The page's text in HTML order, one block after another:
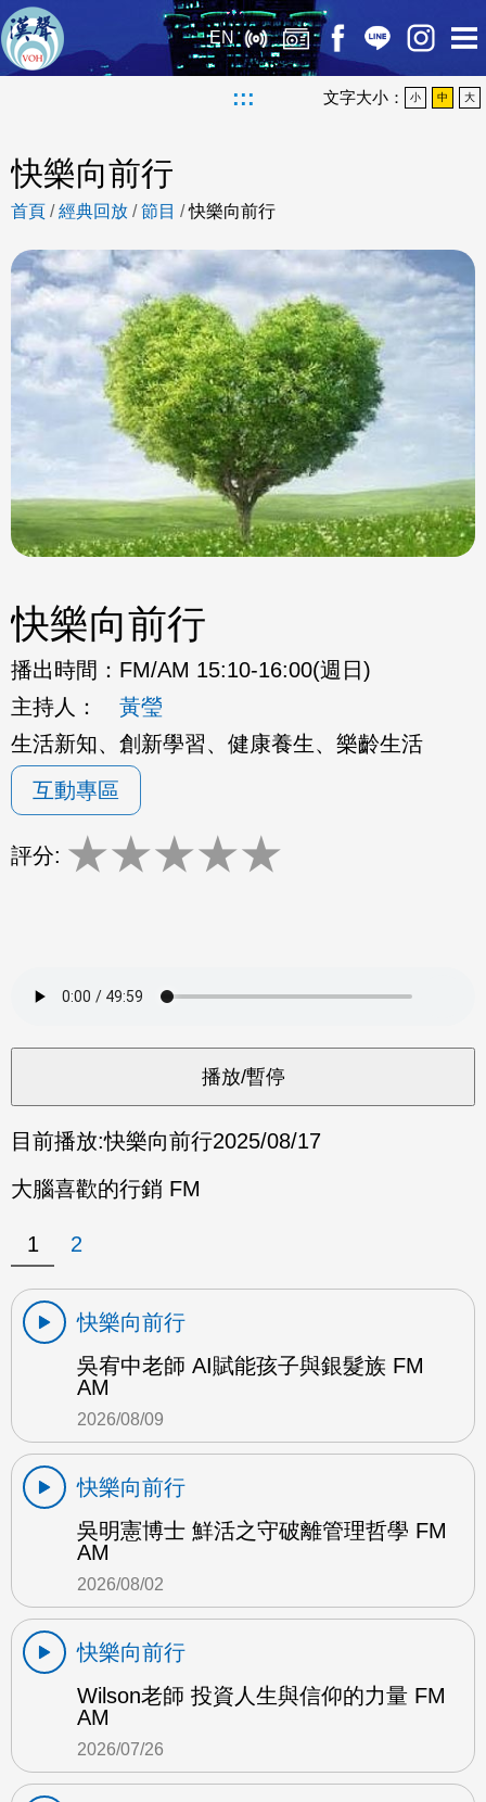
EN
::: 文字大小： 小 中 大
快樂向前行
首頁 /經典回放 /節目 /快樂向前行
快樂向前行
播出時間： FM/AM 15:10-16:00(週日)
主持人：
黃瑩
生活新知、創新學習、健康養生、樂齡生活
互動專區
評分: ★★★★★
目前播放:快樂向前行2025/08/17
大腦喜歡的行銷 FM
1 2
快樂向前行
吳宥中老師 AI賦能孩子與銀髮族 FM
AM
2026/08/09
快樂向前行
吳明憲博士 鮮活之守破離管理哲學 FM
AM
2026/08/02
快樂向前行
Wilson老師 投資人生與信仰的力量 FM
AM
2026/07/26